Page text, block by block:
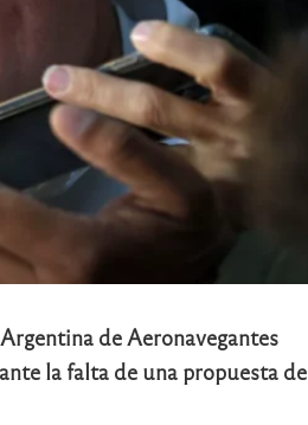
de Aeronavegantes
la falta de una propuesta de